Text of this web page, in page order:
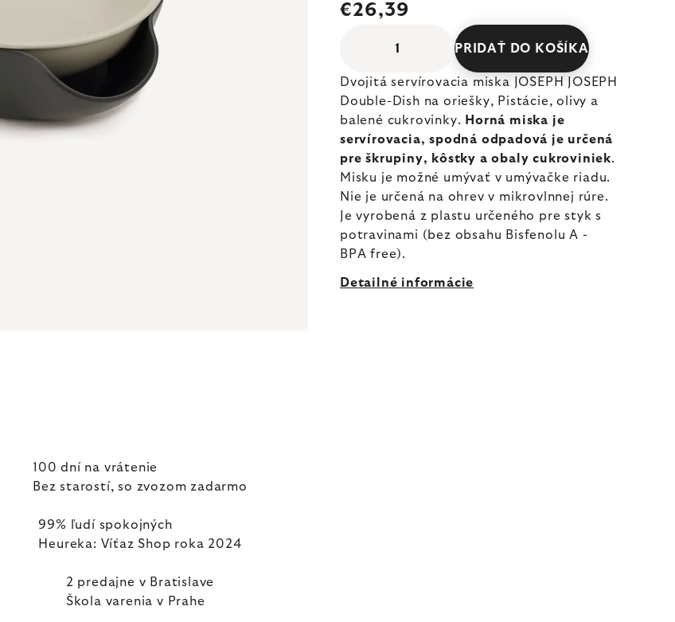
€26,39
PRIDAŤ DO KOŠÍKA
Dvojitá servírovacia miska JOSEPH JOSEPH
Double-Dish na oriešky, Pistácie, olivy a
balené cukrovinky. Horná miska je
servírovacia, spodná odpadová je určená
pre škrupiny, kôstky a obaly cukroviniek.
Misku je možné umývať v umývačke riadu.
Nie je určená na ohrev v mikrovlnnej rúre.
Je vyrobená z plastu určeného pre styk s
potravinami (bez obsahu Bisfenolu A -
BPA free).
Detailné informácie
100 dní na vrátenie
Bez starostí, so zvozom zadarmo
99% ľudí spokojných
Heureka: Víťaz Shop roka 2024
2 predajne v Bratislave
Škola varenia v Prahe